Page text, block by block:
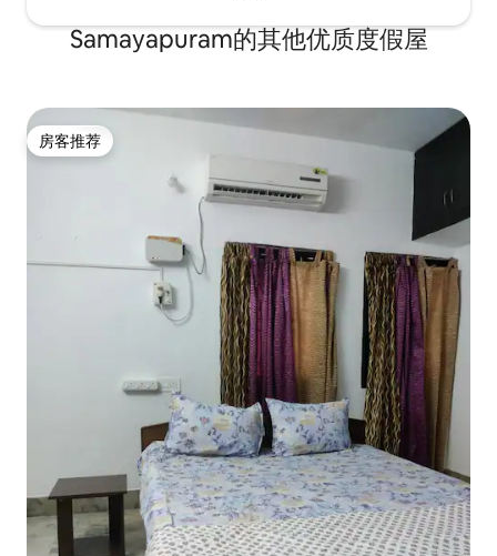
Samayapuram的其他优质度假屋
房客推荐
房客推荐